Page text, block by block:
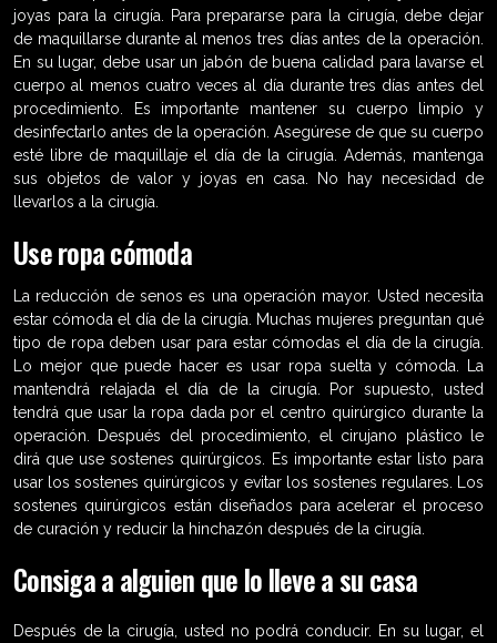
joyas para la cirugía. Para prepararse para la cirugía, debe dejar
de maquillarse durante al menos tres días antes de la operación.
En su lugar, debe usar un jabón de buena calidad para lavarse el
cuerpo al menos cuatro veces al día durante tres días antes del
procedimiento. Es importante mantener su cuerpo limpio y
desinfectarlo antes de la operación. Asegúrese de que su cuerpo
esté libre de maquillaje el día de la cirugía. Además, mantenga
sus objetos de valor y joyas en casa. No hay necesidad de
llevarlos a la cirugía.
Use ropa cómoda
La reducción de senos es una operación mayor. Usted necesita
estar cómoda el día de la cirugía. Muchas mujeres preguntan qué
tipo de ropa deben usar para estar cómodas el día de la cirugía.
Lo mejor que puede hacer es usar ropa suelta y cómoda. La
mantendrá relajada el día de la cirugía. Por supuesto, usted
tendrá que usar la ropa dada por el centro quirúrgico durante la
operación. Después del procedimiento, el cirujano plástico le
dirá que use sostenes quirúrgicos. Es importante estar listo para
usar los sostenes quirúrgicos y evitar los sostenes regulares. Los
sostenes quirúrgicos están diseñados para acelerar el proceso
de curación y reducir la hinchazón después de la cirugía.
Consiga a alguien que lo lleve a su casa
Después de la cirugía, usted no podrá conducir. En su lugar, el